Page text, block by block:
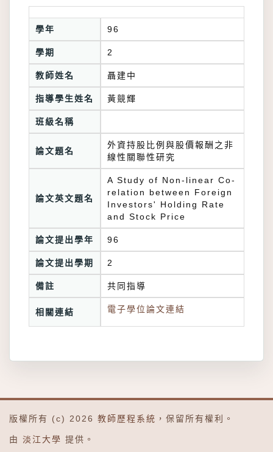
學年 96
學期 2
教師姓名 聶建中
指導學生姓名 黃競輝
班級名稱
論文題名
外資持股比例與股價報酬之非
線性關聯性研究
論文英文題名
A Study of Non-linear Co-
relation between Foreign
Investors' Holding Rate
and Stock Price
論文提出學年 96
論文提出學期 2
備註 共同指導
相關連結 電子學位論文連結
版權所有 (c) 2026 教師歷程系統 ，保留所有權利。
由 淡江大學 提供。